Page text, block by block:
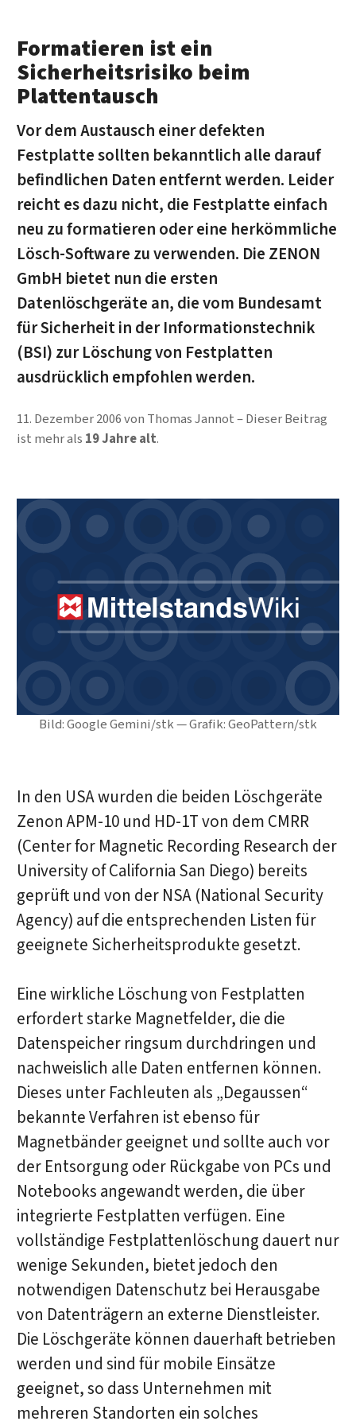
Bild: Google Gemini/stk — Grafik: GeoPattern/stk
Formatieren ist ein
Sicherheitsrisiko beim
Plattentausch
Vor dem Austausch einer defekten
Festplatte sollten bekanntlich alle darauf
befindlichen Daten entfernt werden. Leider
reicht es dazu nicht, die Festplatte einfach
neu zu formatieren oder eine herkömmliche
Lösch-Software zu verwenden. Die ZENON
GmbH bietet nun die ersten
Datenlöschgeräte an, die vom Bundesamt
für Sicherheit in der Informationstechnik
(BSI) zur Löschung von Festplatten
ausdrücklich empfohlen werden.
11. Dezember 2006von Thomas Jannot
Dieser Beitrag
ist mehr als 19 Jahre alt.
In den USA wurden die beiden Löschgeräte
Zenon APM-10 und HD-1T von dem CMRR
(Center for Magnetic Recording Research der
University of California San Diego) bereits
geprüft und von der NSA (National Security
Agency) auf die entsprechenden Listen für
geeignete Sicherheitsprodukte gesetzt.
Eine wirkliche Löschung von Festplatten
erfordert starke Magnetfelder, die die
Datenspeicher ringsum durchdringen und
nachweislich alle Daten entfernen können.
Dieses unter Fachleuten als „Degaussen“
bekannte Verfahren ist ebenso für
Magnetbänder geeignet und sollte auch vor
der Entsorgung oder Rückgabe von PCs und
Notebooks angewandt werden, die über
integrierte Festplatten verfügen. Eine
vollständige Festplattenlöschung dauert nur
wenige Sekunden, bietet jedoch den
notwendigen Datenschutz bei Herausgabe
von Datenträgern an externe Dienstleister.
Die Löschgeräte können dauerhaft betrieben
werden und sind für mobile Einsätze
geeignet, so dass Unternehmen mit
mehreren Standorten ein solches